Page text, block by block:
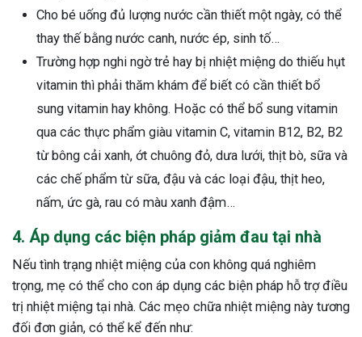
Cho bé uống đủ lượng nước cần thiết một ngày, có thể
thay thế bằng nước canh, nước ép, sinh tố…
Trường hợp nghi ngờ trẻ hay bị nhiệt miệng do thiếu hụt
vitamin thì phải thăm khám để biết có cần thiết bổ
sung vitamin hay không. Hoặc có thể bổ sung vitamin
qua các thực phẩm giàu vitamin C, vitamin B12, B2, B2
từ bông cải xanh, ớt chuông đỏ, dưa lưới, thịt bò, sữa và
các chế phẩm từ sữa, đậu và các loại đậu, thịt heo,
nấm, ức gà, rau có màu xanh đậm…
4. Áp dụng các biện pháp giảm đau tại nhà
Nếu tình trạng nhiệt miệng của con không quá nghiêm
trọng, mẹ có thể cho con áp dụng các biện pháp hỗ trợ điều
trị nhiệt miệng tại nhà. Các mẹo chữa nhiệt miệng này tương
đối đơn giản, có thể kể đến như: